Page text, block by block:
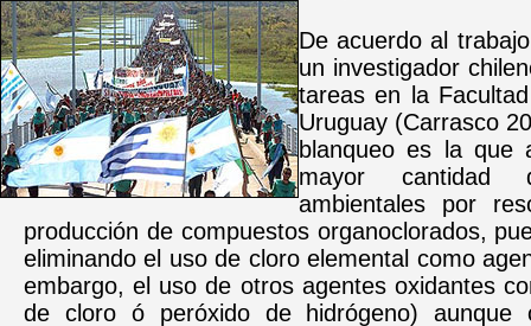
De acuerdo al
un investigador
tareas en la
Uruguay (Carrasco
blanqueo es la que
mayor cantidad
ambientales por
producción de compuestos organoclorados,
eliminando el uso de cloro elemental como
embargo, el uso de otros agentes oxidantes
de cloro ó peróxido de hidrógeno) aunque